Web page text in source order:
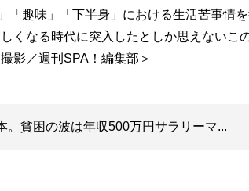
「趣味」「下半身」における生活苦事情
くなる時代に突入したとしか思えないこ
貧困の波は年収500万円サラリーマ...